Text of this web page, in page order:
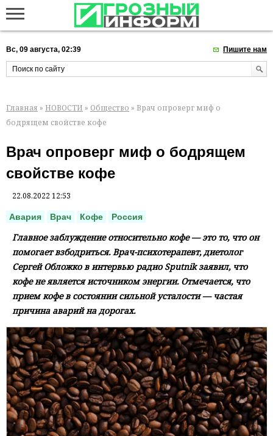
Вс, 09 августа, 02:39 Пишите нам
Главная » НОВОСТИ » Общество » Врач опроверг миф о
бодрящем свойстве кофе
Врач опроверг миф о бодрящем
свойстве кофе
22.08.2022 12:53
Авария Врач Кофе Россия
Главное заблуждение относительно кофе — это то, что он
помогает взбодриться. Врач-психотерапевт, диетолог
Сергей Обложко в интервью радио Sputnik заявил, что
кофе не является источником энергии. Отмечается, что
прием кофе в состоянии сильной усталости — частая
причина аварий на дорогах.